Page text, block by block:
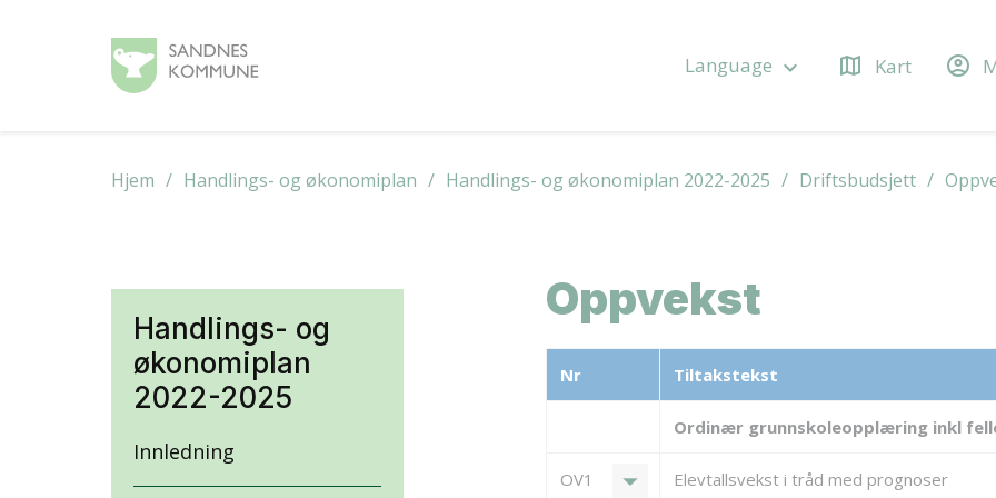
Language keyboard_arrow_down map Kart account_circle
Hjem Handlings- og økonomiplan Handlings- og økonomiplan 2022-2025 Driftsbudsjett
Handlings- og
økonomiplan
2022-2025
Innledning
Oppvekst
Nr Tiltakstekst
Ordinær grunnskoleopplæring inkl
OV1 arrow_drop_down Elevtallsvekst i tråd med prognoser